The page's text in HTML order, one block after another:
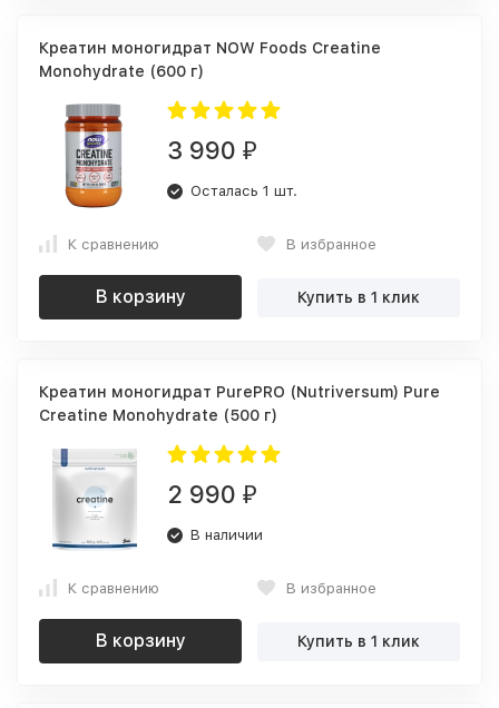
Креатин моногидрат NOW Foods Creatine
Monohydrate (600 г)
3 990 ₽
Осталась 1 шт.
К сравнению В избранное
В корзину Купить в 1 клик
Креатин моногидрат PurePRO (Nutriversum) Pure
Creatine Monohydrate (500 г)
2 990 ₽
В наличии
К сравнению В избранное
В корзину Купить в 1 клик